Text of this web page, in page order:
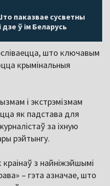
паказвае сусветны
ў ім Беларусь
што ключавым
крымінальныя
і экстрэмізмам
як падстава для
за іхную
рэйтынгу.
краінаў з найніжэйшымі
– гэта азначае, што